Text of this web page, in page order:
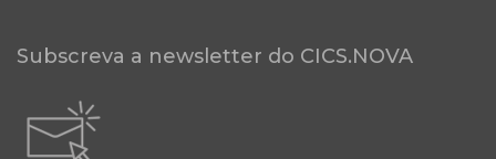
Subscreva a newsletter do CICS.NOVA